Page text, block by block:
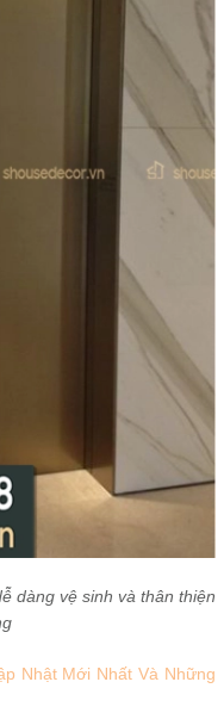
dàng vệ sinh và thân thiện
Nhật Mới Nhất Và Những